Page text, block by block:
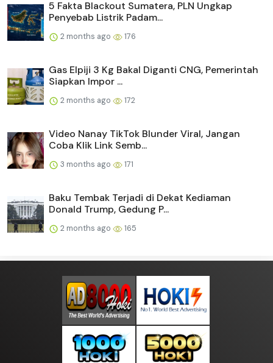
5 Fakta Blackout Sumatera, PLN Ungkap
Penyebab Listrik Padam...
2 months ago 176
Gas Elpiji 3 Kg Bakal Diganti CNG, Pemerintah
Siapkan Impor ...
2 months ago 172
Video Nanay TikTok Blunder Viral, Jangan
Coba Klik Link Semb...
3 months ago 171
Baku Tembak Terjadi di Dekat Kediaman
Donald Trump, Gedung P...
2 months ago 165